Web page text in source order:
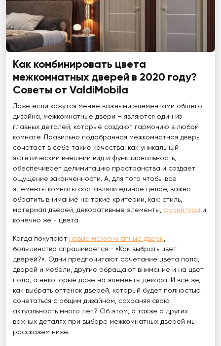
Как комбинировать цвета
межкомнатных дверей в 2020 году?
Советы от ValdiMobila
Даже если кажутся менее важными элементами общего
дизайна, межкомнатные двери – являются один из
главных деталей, которые создают гармонию в любой
комнате. Правильно подобранная межкомнатная дверь
сочетает в себе такие качества, как уникальный
эстетический внешний вид и функциональность,
обеспечивает делимитацию пространства и создает
ощущение законченности. А, для того чтобы все
элементы комнаты составляли единое целое, важно
обратить внимание на такие критерии, как: стиль,
материал дверей, декоративные элементы, фурнитура и,
конечно же - цвета.
Когда покупают новые межкомнатные двери,
большинство спрашивается - «Как выбрать цвет
дверей?». Одни предпочитают сочетание цвета пола,
дверей и мебели, другие обращают внимание и на цвет
пола, а некоторые даже на элементы декора. И все же,
как выбрать оттенок дверей, который будет полностью
сочетаться с общим дизайном, сохраняя свою
актуальность много лет? Об этом, а также о других
важных деталях при выборе межкомнатных дверей мы
расскажем ниже.